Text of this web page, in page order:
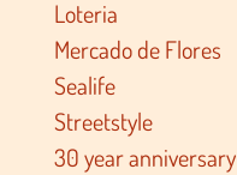
Loteria
Mercado de Flores
Sealife
Streetstyle
30 year anniversary